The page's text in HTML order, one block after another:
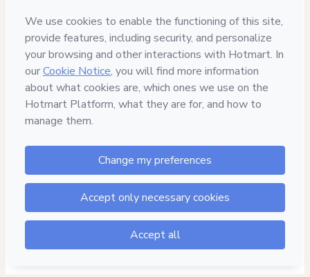
If you need to submit a request to our support team, please
provide the code below:
CKTID-E38033183Bql7f1aiy1-1786067812507-9116
Was your information autofill in? Click here to learn more
By clicking 'Buy Now' I declare that I (i) understand that
Talent and has no responsibility for the content and/or
control over it; (ii) agree to Hotmart’s
authorized and accompanied by a legal guardian.
Learn more about your purchasehere.
Hotmart ©2026- All rights reserved
2026-08-07T01:56:54.273Z REF.